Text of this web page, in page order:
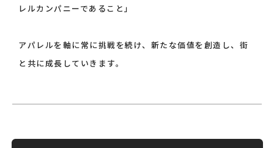
レルカンパニーであること」
アパレルを軸に常に挑戦を続け、新たな価値を創造し、街
と共に成長していきます。